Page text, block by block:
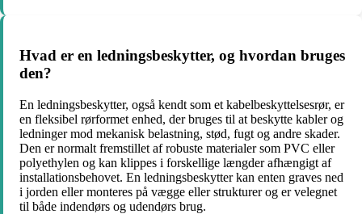
Hvad er en ledningsbeskytter, og hvordan bruges
den?
En ledningsbeskytter, også kendt som et kabelbeskyttelsesrør, er
en fleksibel rørformet enhed, der bruges til at beskytte kabler og
ledninger mod mekanisk belastning, stød, fugt og andre skader.
Den er normalt fremstillet af robuste materialer som PVC eller
polyethylen og kan klippes i forskellige længder afhængigt af
installationsbehovet. En ledningsbeskytter kan enten graves ned
i jorden eller monteres på vægge eller strukturer og er velegnet
til både indendørs og udendørs brug.